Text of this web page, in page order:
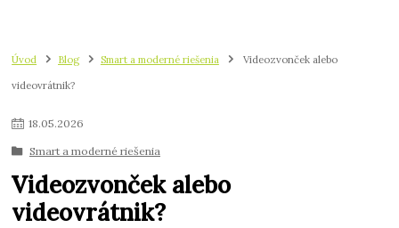
Úvod Blog Smart a moderné riešenia Videozvonček alebo
videovrátnik?
18.05.2026
Smart a moderné riešenia
Videozvonček alebo
videovrátnik?